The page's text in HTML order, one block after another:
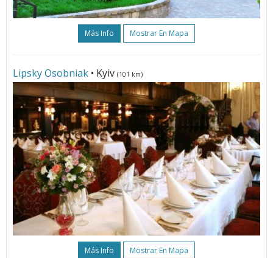
Más Info Mostrar En Mapa
Lipsky Osobniak • Kyiv (101 km)
Más Info Mostrar En Mapa